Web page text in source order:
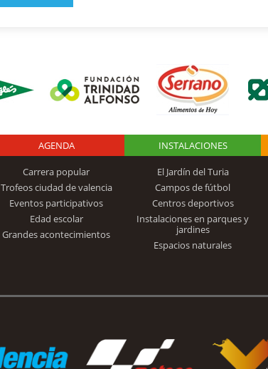
Logo Fundación
Trinidad Alfonso
AGENDA
Carrera popular
Trofeos ciudad de valencia
Eventos participativos
Edad escolar
Grandes acontecimientos
INSTALACIONES
El Jardín del Turia
Campos de fútbol
Centros deportivos
Instalaciones en parques y
jardines
Espacios naturales